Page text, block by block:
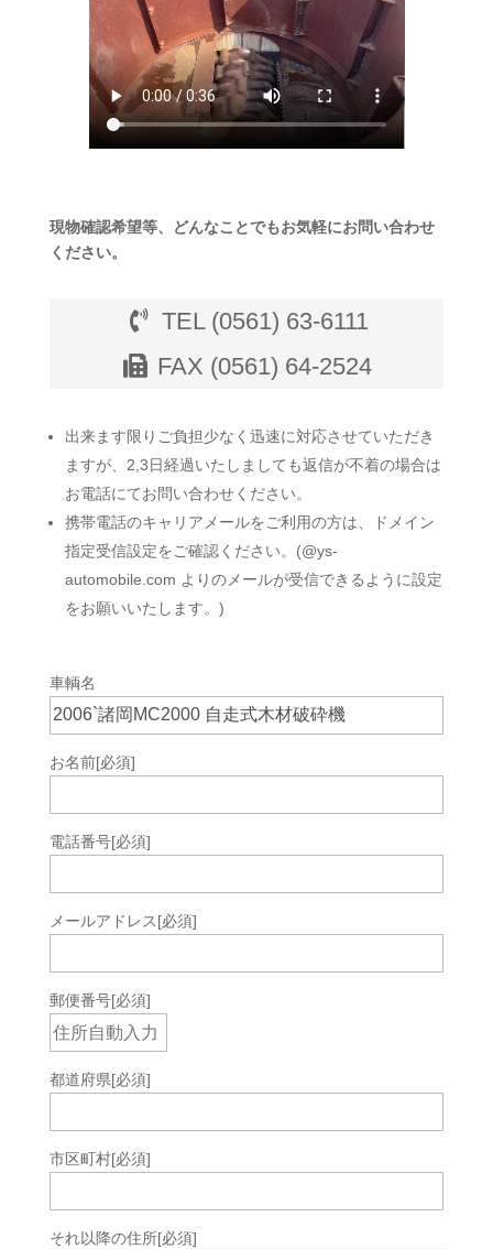
現物確認希望等、どんなことでもお気軽にお問い合わせ
ください。
TEL (0561) 63-6111
FAX (0561) 64-2524
出来ます限りご負担少なく迅速に対応させていただき
ますが、2,3日経過いたしましても返信が不着の場合は
お電話にてお問い合わせください。
携帯電話のキャリアメールをご利用の方は、ドメイン
指定受信設定をご確認ください。(@ys-
automobile.com よりのメールが受信できるように設定
をお願いいたします。)
車輌名
お名前[必須]
電話番号[必須]
メールアドレス[必須]
郵便番号[必須]
都道府県[必須]
市区町村[必須]
それ以降の住所[必須]